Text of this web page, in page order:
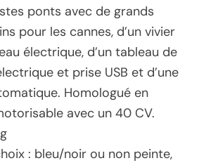
ponts avec de grands
pour les cannes, d’un vivier
électrique, d’un tableau de
et prise USB et d’une
Homologué en
avec un 40 CV.
: bleu/noir ou non peinte,